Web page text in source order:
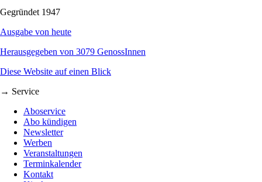
Gegründet 1947
Ausgabe von heute
Herausgegeben von 3079 GenossInnen
Diese Website auf einen Blick
→ Service
Aboservice
Abo kündigen
Newsletter
Werben
Veranstaltungen
Terminkalender
Kontakt